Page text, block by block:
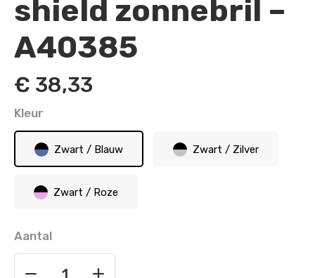
shield zonnebril –
A40385
€ 38,33
Kleur
Zwart / Blauw Zwart / Zilver
Zwart / Roze
Aantal